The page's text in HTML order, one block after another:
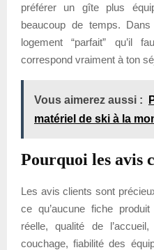
préférer un gîte plus
beaucoup de temps.
logement “parfait” qu’il
correspond vraiment à ton
Vous aimerez aussi :
matériel de ski à la
Pourquoi les avis
Les avis clients sont
ce qu’aucune fiche
réelle, qualité de
couchage, fiabilité des